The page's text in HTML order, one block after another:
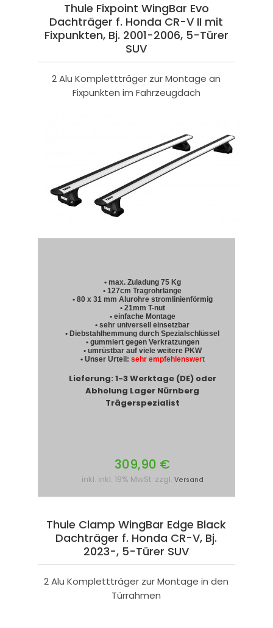
Thule Fixpoint WingBar Evo
Dachträger f. Honda CR-V II mit
Fixpunkten, Bj. 2001-2006, 5-Türer
SUV
2 Alu Komplettträger zur Montage an
Fixpunkten im Fahrzeugdach
• max. Zuladung 75 Kg
• 127cm Tragrohrlänge
• 80 x 31 mm Alurohre stromlinienförmig
• 21mm T-nut
• einfache Montage
• sehr universell einsetzbar
• Diebstahlhemmung durch Spezialschlüssel
• gummiert gegen Verkratzungen
• umrüstbar auf viele weitere PKW
• Unser Urteil: sehr empfehlenswert
Lieferung: 1-3 Werktage (DE) oder
Abholung Lager Nürnberg
Trägerspezialist
309,90 €
inkl. inkl. 19% MwSt. zzgl. Versand
Thule Clamp WingBar Edge Black
Dachträger f. Honda CR-V, Bj.
2023-, 5-Türer SUV
2 Alu Komplettträger zur Montage in den
Türrahmen